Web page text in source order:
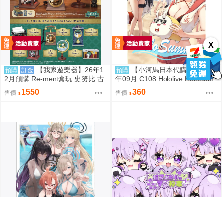
X
預購 訂金
【我家遊樂器】26年1
2月預購 Re-ment盒玩 史努比 古
董立體場景2
售價 1550
預購
【小河馬日本代購】預購 26
年09月 C108 Hololive HoloSum
mer 繪師:李神の落書き場
售價 360